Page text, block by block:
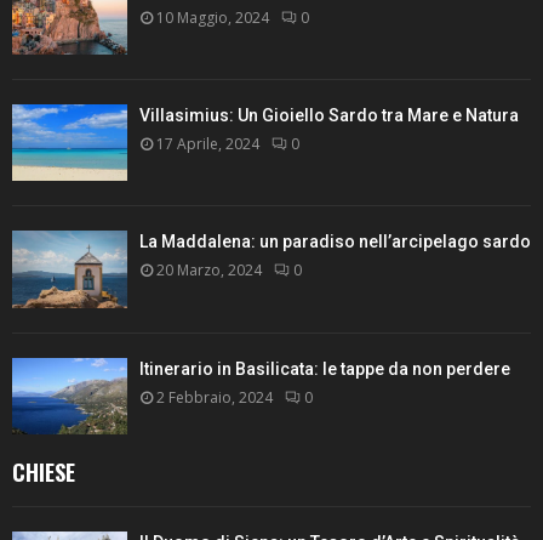
10 Maggio, 2024 0
Villasimius: Un Gioiello Sardo tra Mare e Natura
17 Aprile, 2024 0
La Maddalena: un paradiso nell’arcipelago sardo
20 Marzo, 2024 0
Itinerario in Basilicata: le tappe da non perdere
2 Febbraio, 2024 0
CHIESE